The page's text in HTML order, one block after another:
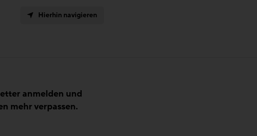
Hierhin navigieren
anmelden und
mehr verpassen.